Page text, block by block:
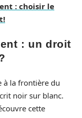
: choisir le
: un droit
à la frontière du
noir sur blanc.
cette